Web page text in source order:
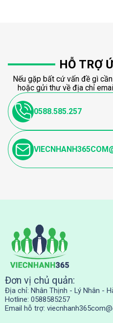
HỖ TRỢ
Nếu gặp bất cứ vấn đề gì
hoặc gửi thư về địa chỉ
0588.585.257
Đơn vị chủ quản:
Địa chỉ: Nhân Thịnh - Lý Nhân -
Hotline: 0588585257
Email hỗ trợ: